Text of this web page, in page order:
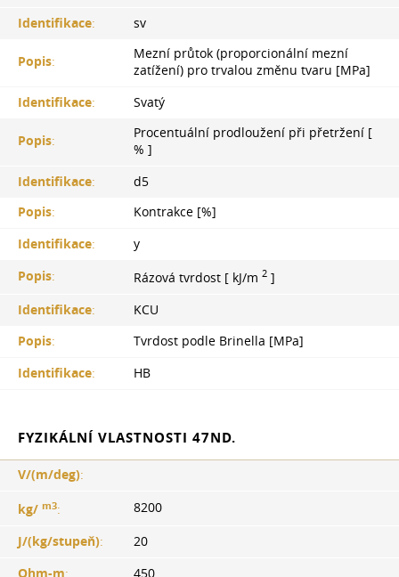
Identifikace: sv
Popis:
Mezní průtok (proporcionální mezní
zatížení) pro trvalou změnu tvaru [MPa]
Identifikace: Svatý
Popis:
Procentuální prodloužení při přetržení [
% ]
Identifikace:
d5
Popis:
Kontrakce [%]
Identifikace:
y
Popis: Rázová tvrdost [ kJ/m 2 ]
Identifikace:
KCU
Popis:
Tvrdost podle Brinella [MPa]
Identifikace: HB
FYZIKÁLNÍ VLASTNOSTI 47ND.
V/(m/deg):
kg/ m3: 8200
J/(kg/stupeň):
20
Ohm-m: 450